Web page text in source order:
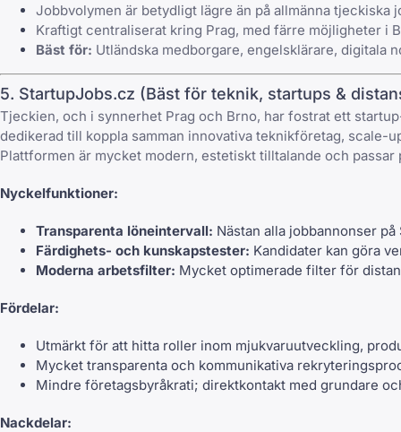
Jobbvolymen är betydligt lägre än på allmänna tjeckiska
Kraftigt centraliserat kring Prag, med färre möjligheter i
Bäst för: Utländska medborgare, engelsklärare, digitala
5. StartupJobs.cz (Bäst för teknik, startups &
Tjeckien, och i synnerhet Prag och Brno, har fostrat ett
dedikerad till koppla samman innovativa teknikföretag, scale-
Plattformen är mycket modern, estetiskt tilltalande och
Nyckelfunktioner:
Transparenta löneintervall: Nästan alla jobbannonser
Färdighets- och kunskapstester: Kandidater kan göra
Moderna arbetsfilter: Mycket optimerade filter för
Fördelar:
Utmärkt för att hitta roller inom mjukvaruutveckling,
Mycket transparenta och kommunikativa
Mindre företagsbyråkrati; direktkontakt med grundare
Nackdelar: